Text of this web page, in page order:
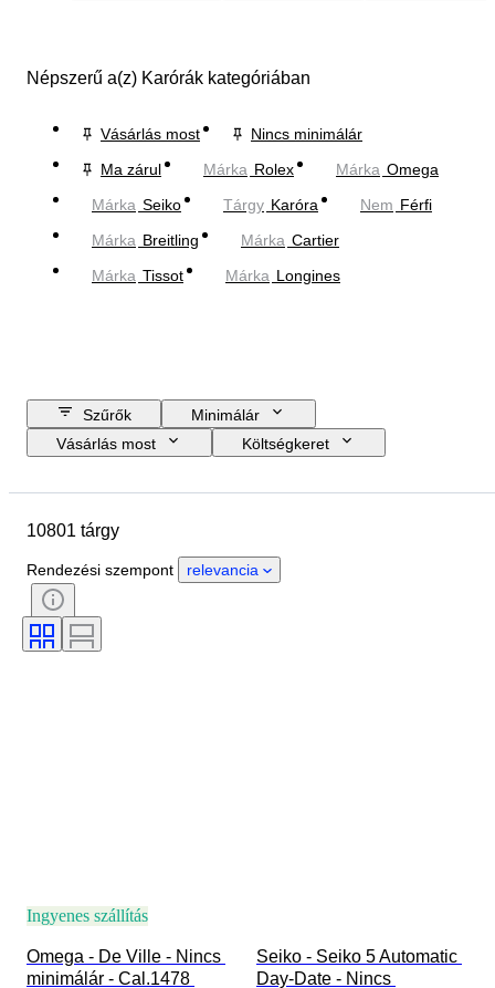
Népszerű a(z) Karórák kategóriában
Vásárlás most
Nincs minimálár
Ma zárul
Márka Rolex Márka Omega
Márka Seiko Tárgy Karóra Nem Férfi
Márka Breitling Márka Cartier
Márka Tissot Márka Longines
Szűrők
Minimálár
Vásárlás most
Költségkeret
Óraszíj hossza
Anyag
Nem
Állapot
Időszak
Kötés
10801 tárgy
Rendezési szempont relevancia
Ingyenes szállítás
Omega - De Ville - Nincs
minimálár - Cal.1478
Seiko - Seiko 5 Automatic
Day-Date - Nincs